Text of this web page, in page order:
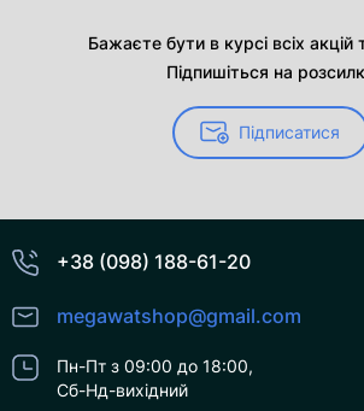
Бажаєте бути в курсі всіх акцій
Підпишіться на
Підписатися
+38 (098) 188-61-20
megawatshop@gmail.com
Пн-Пт з 09:00 до 18:00,
Сб-Нд-вихідний